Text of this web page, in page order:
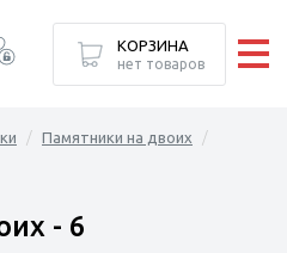
Памятники на двоих
- 6
КОРЗИНА
нет товаров
Каталог
КОМПЛЕКСЫ